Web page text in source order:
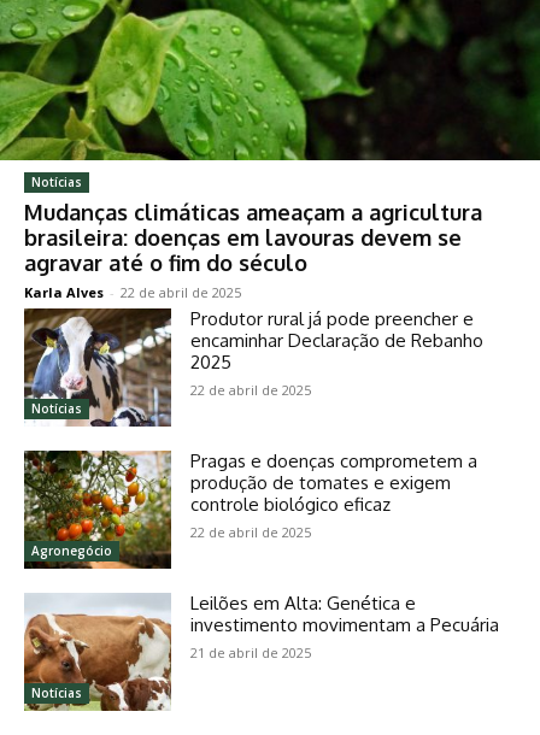
Notícias
Mudanças climáticas ameaçam a agricultura
brasileira: doenças em lavouras devem se
agravar até o fim do século
Karla Alves - 22 de abril de 2025
Notícias
Produtor rural já pode preencher e
encaminhar Declaração de Rebanho
2025
22 de abril de 2025
Agronegócio
Pragas e doenças comprometem a
produção de tomates e exigem
controle biológico eficaz
22 de abril de 2025
Notícias
Leilões em Alta: Genética e
investimento movimentam a Pecuária
21 de abril de 2025